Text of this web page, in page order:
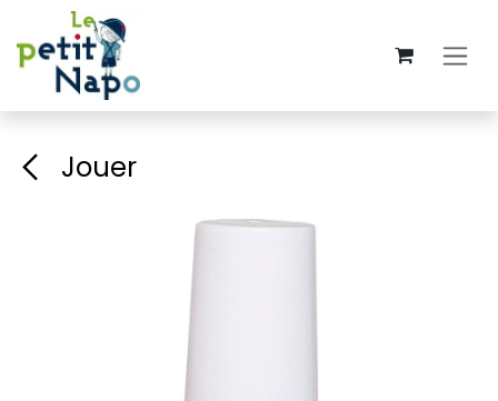
Se rendre au contenu
Jouer